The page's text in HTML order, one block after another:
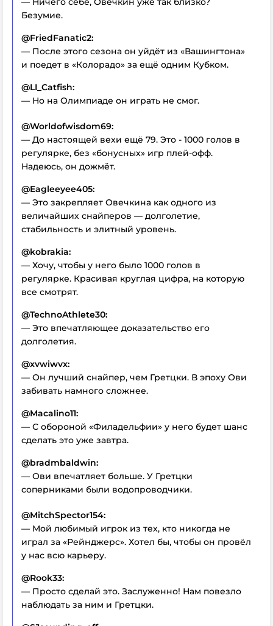
Безумие.
@FriedFanatic2:
— После этого сезона он уйдёт из «Вашингтона»
и поедет в «Колорадо» за ещё одним Кубком.
@LI_Catfish:
— Но на Олимпиаде он играть не смог.
@Worldofwisdom69:
— До настоящей вехи ещё 79. Это - 1000 голов в
регулярке, без «бонусных» игр плей-офф.
Надеюсь, он дожмёт.
@Eagleeyee405:
— Это закрепляет Овечкина как одного из
величайших снайперов — долголетие,
стабильность и элитный уровень.
@kobrakia:
— Хочу, чтобы у него было 1000 голов в
регулярке. Красивая круглая цифра, на которую
все смотрят.
@TechnoAthlete30:
— Это впечатляющее доказательство его
долголетия.
@xvwiwvx:
— Он лучший снайпер, чем Гретцки. В эпоху Ови
забивать намного сложнее.
@Macalino11:
— С обороной «Филадельфии» у него будет шанс
сделать это уже завтра.
@bradmbaldwin:
— Ови впечатляет больше. У Гретцки
соперниками были водопроводчики.
@MitchSpector154:
— Мой любимый игрок из тех, кто никогда не
играл за «Рейнджерс». Хотел бы, чтобы он провёл
у нас всю карьеру.
@Rook33:
— Просто сделай это. Заслуженно! Нам повезло
наблюдать за ним и Гретцки.